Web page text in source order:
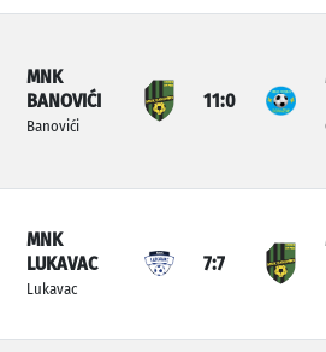
MNK
BANOVIĆI
Banovići
11:0
MNK
LUKAVAC
Lukavac
7:7